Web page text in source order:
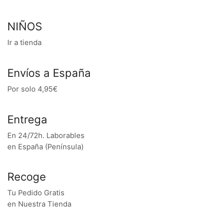
NIÑOS
Ir a tienda
Envíos a España
Por solo 4,95€
Entrega
En 24/72h. Laborables
en España (Península)
Recoge
Tu Pedido Gratis
en Nuestra Tienda